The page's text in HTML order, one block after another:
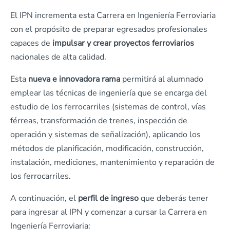
El IPN incrementa esta Carrera en Ingeniería Ferroviaria
con el propósito de preparar egresados profesionales
capaces de impulsar y crear proyectos ferroviarios
nacionales de alta calidad.
Esta nueva e innovadora rama permitirá al alumnado
emplear las técnicas de ingeniería que se encarga del
estudio de los ferrocarriles (sistemas de control, vías
férreas, transformación de trenes, inspección de
operación y sistemas de señalización), aplicando los
métodos de planificación, modificación, construcción,
instalación, mediciones, mantenimiento y reparación de
los ferrocarriles.
A continuación, el perfil de ingresoque deberás tener
para ingresar al IPN y comenzar a cursar la Carrera en
Ingeniería Ferroviaria: